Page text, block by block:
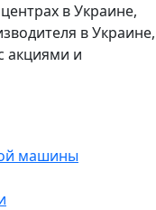
в Украине,
в Украине,
акциями и
машины